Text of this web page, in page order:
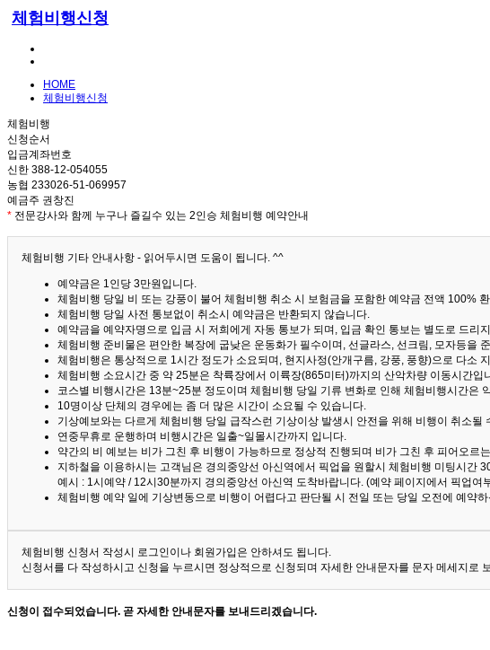
체험비행신청
HOME
체험비행신청
체험비행
신청순서
입금계좌번호
신한 388-12-054055
농협 233026-51-069957
예금주 권창진
* 전문강사와 함께 누구나 즐길수 있는 2인승 체험비행 예약안내
체험비행 기타 안내사항 - 읽어두시면 도움이 됩니다. ^^
예약금은 1인당 3만원입니다.
체험비행 당일 비 또는 강풍이 불어 체험비행 취소 시 보험금을 포함한 예약금 전액 100%
체험비행 당일 사전 통보없이 취소시 예약금은 반환되지 않습니다.
예약금을 예약자명으로 입금 시 저희에게 자동 통보가 되며, 입금 확인 통보는 별도로 드리
체험비행 준비물은 편안한 복장에 굽낮은 운동화가 필수이며, 선글라스, 선크림, 모자등을
체험비행은 통상적으로 1시간 정도가 소요되며, 현지사정(안개구름, 강풍, 풍향)으로 다소
체험비행 소요시간 중 약 25분은 착륙장에서 이륙장(865미터)까지의 산악차량 이동시간입
코스별 비행시간은 13분~25분 정도이며 체험비행 당일 기류 변화로 인해 체험비행시간은
10명이상 단체의 경우에는 좀 더 많은 시간이 소요될 수 있습니다.
기상예보와는 다르게 체험비행 당일 급작스런 기상이상 발생시 안전을 위해 비행이 취소될
연중무휴로 운행하며 비행시간은 일출~일몰시간까지 입니다.
약간의 비 예보는 비가 그친 후 비행이 가능하므로 정상적 진행되며 비가 그친 후 피어오르
지하철을 이용하시는 고객님은 경의중앙선 아신역에서 픽업을 원할시 체험비행 미팅시간
예시 : 1시예약 / 12시30분까지 경의중앙선 아신역 도착바랍니다. (예약 페이지에서 픽업여
체험비행 예약 일에 기상변동으로 비행이 어렵다고 판단될 시 전일 또는 당일 오전에 예약
체험비행 신청서 작성시 로그인이나 회원가입은 안하셔도 됩니다.
신청서를 다 작성하시고 신청을 누르시면 정상적으로 신청되며 자세한 안내문자를 문자 메세지로
신청이 접수되었습니다. 곧 자세한 안내문자를 보내드리겠습니다.